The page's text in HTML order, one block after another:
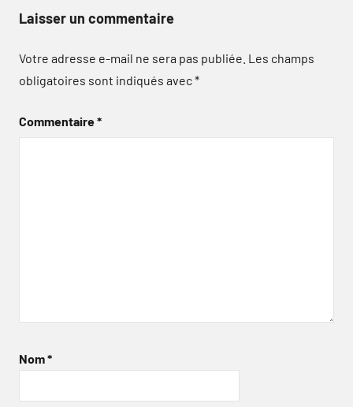
Laisser un commentaire
Votre adresse e-mail ne sera pas publiée. Les champs
obligatoires sont indiqués avec*
Commentaire*
Nom*